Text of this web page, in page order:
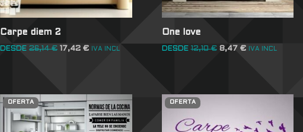
Carpe diem 2
DESDE 26,14€ 17,42 € IVA INCL
One love
DESDE 12,10€ 8,47 € IVA INCL
OFERTA OFERTA